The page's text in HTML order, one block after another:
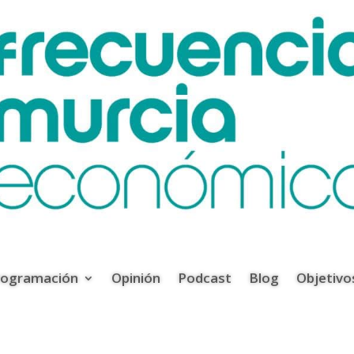
Opinión Podcast Blog